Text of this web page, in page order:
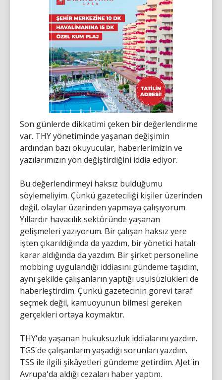
Son günlerde dikkatimi çeken bir değerlendirme
var. THY yönetiminde yaşanan değişimin
ardından bazı okuyucular, haberlerimizin ve
yazılarımızın yön değiştirdiğini iddia ediyor.
Bu değerlendirmeyi haksız bulduğumu
söylemeliyim. Çünkü gazeteciliği kişiler üzerinden
değil, olaylar üzerinden yapmaya çalışıyorum.
Yıllardır havacılık sektöründe yaşanan
gelişmeleri yazıyorum. Bir çalışan haksız yere
işten çıkarıldığında da yazdım, bir yönetici hatalı
karar aldığında da yazdım. Bir şirket personeline
mobbing uygulandığı iddiasını gündeme taşıdım,
aynı şekilde çalışanların yaptığı usulsüzlükleri de
haberleştirdim. Çünkü gazetecinin görevi taraf
seçmek değil, kamuoyunun bilmesi gereken
gerçekleri ortaya koymaktır.
THY'de yaşanan hukuksuzluk iddialarını yazdım.
TGS'de çalışanların yaşadığı sorunları yazdım.
TSS ile ilgili şikâyetleri gündeme getirdim. AJet'in
Avrupa'da aldığı cezaları haber yaptım.